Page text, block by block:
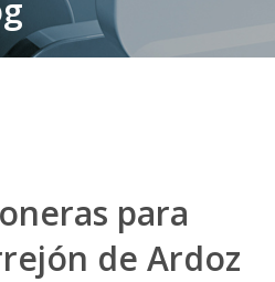
para
de Ardoz